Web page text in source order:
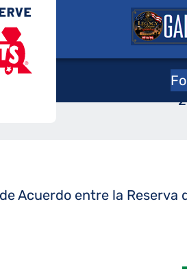
Juguetes para
Acuerdo entre la Reserva